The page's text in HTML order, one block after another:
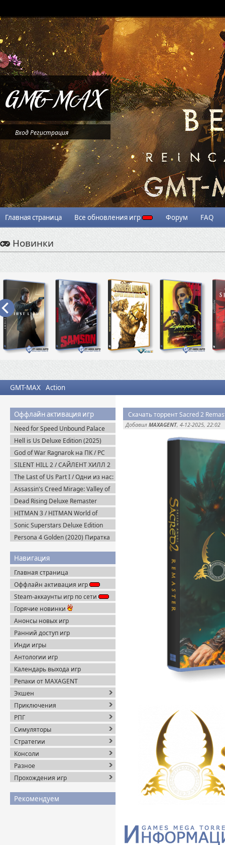
ВходРегистрация
Главная страница Все обновления игр Форум FAQ
Новинки
GMT-MAX Action
Оффлайн активация игр
Need for Speed Unbound Palace
Edition (2022) Origin-Rip
Hell is Us Deluxe Edition (2025)
Пиратка
God of War Ragnarok на ПК / PC
v.1.0.668.5700 + Все DLC (2024)
RePack
SILENT HILL 2 / САЙЛЕНТ ХИЛЛ 2
Remake на ПК / PC v.1.07 (2024)
Пиратка
The Last of Us Part I / Одни из нас:
Часть I Deluxe Edition v.1.1.5.0
(2023) Пиратка
Assassin's Creed Mirage: Valley of
Memory v.1.1.1 + Все DLC (2025)
Portable
Dead Rising Deluxe Remaster
v.1.3.0.0 + DLC (2024) Portable
HITMAN 3 / HITMAN World of
Assassination v.3.270.1 + Все DLC
(2016-2021) Пиратка
Sonic Superstars Deluxe Edition
(2023) Steam-Rip
Persona 4 Golden (2020) Пиратка
Навигация
Главная страница
Оффлайн активация игр
Steam-аккаунты игр по сети
Горячие новинки
Анонсы новых игр
Ранний доступ игр
Инди игры
Антологии игр
Календарь выхода игр
Репаки от MAXAGENT
Экшен
Приключения
РПГ
Симуляторы
Стратегии
Консоли
Разное
Прохождения игр
Рекомендуем
Скачать торрент Sacred 2
Добавил MAXAGENT, 4-12-2025, 22:02